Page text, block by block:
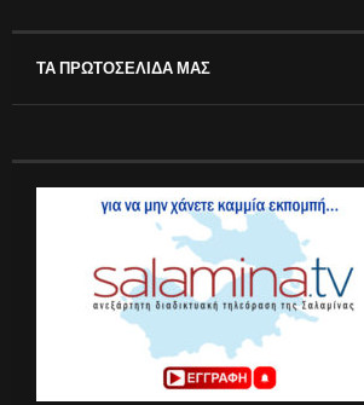
ΤΑ ΠΡΩΤΟΣΕΛΙΔΑ ΜΑΣ